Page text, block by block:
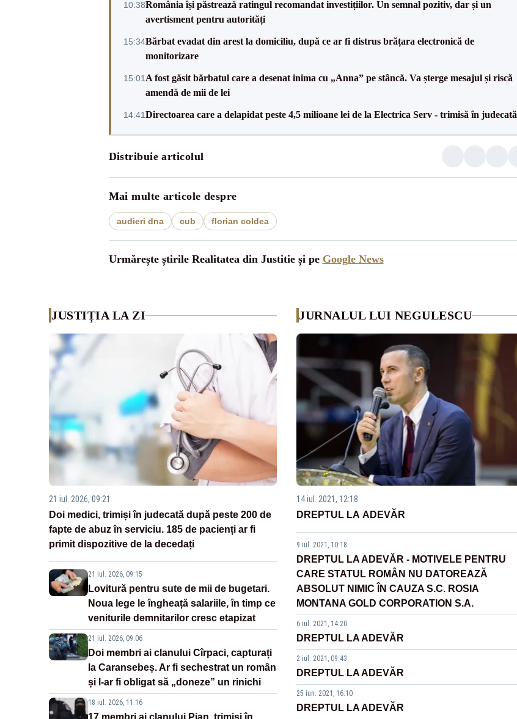
10:38România își păstrează ratingul recomandat investițiilor. Un semnal pozitiv, dar și un
avertisment pentru autorități
15:34Bărbat evadat din arest la domiciliu, după ce ar fi distrus brățara electronică de
monitorizare
15:01 A fost găsit bărbatul care a desenat inima cu „Anna” pe stâncă. Va șterge mesajul și riscă
amendă de mii de lei
14:41Directoarea care a delapidat peste 4,5 milioane lei de la Electrica Serv - trimisă în judecată
Distribuie articolul
Mai multe articole despre
audieri dna cub florian coldea
Urmărește știrile Realitatea din Justitie și pe Google News
JUSTIȚIA LA ZI
21 iul. 2026, 09:21
Doi medici, trimiși în judecată după peste 200 de
fapte de abuz în serviciu. 185 de pacienți ar fi
primit dispozitive de la decedați
21 iul. 2026, 09:15
Lovitură pentru sute de mii de bugetari.
Noua lege le îngheață salariile, în timp ce
veniturile demnitarilor cresc etapizat
21 iul. 2026, 09:06
Doi membri ai clanului Cîrpaci, capturați
la Caransebeș. Ar fi sechestrat un român
și l-ar fi obligat să „doneze” un rinichi
18 iul. 2026, 11:16
JURNALUL LUI NEGULESCU
14 iul. 2021, 12:18
DREPTUL LA ADEVĂR
9 iul. 2021, 10:18
DREPTUL LA ADEVĂR - MOTIVELE PENTRU
CARE STATUL ROMÂN NU DATOREAZĂ
ABSOLUT NIMIC ÎN CAUZA S.C. ROSIA
MONTANA GOLD CORPORATION S.A.
6 iul. 2021, 14:20
DREPTUL LA ADEVĂR
2 iul. 2021, 09:43
DREPTUL LA ADEVĂR
25 iun. 2021, 16:10
DREPTUL LA ADEVĂR